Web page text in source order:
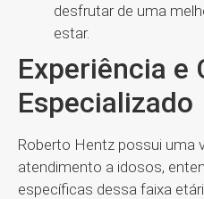
desfrutar de uma
estar.
Experiência e
Especializado
Roberto Hentz possui uma
atendimento a idosos,
específicas dessa faixa